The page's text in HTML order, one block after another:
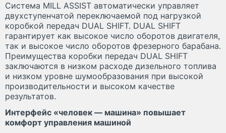
Система MILL ASSIST автоматически управляет
двухступенчатой переключаемой под нагрузкой
коробкой передач DUAL SHIFT. DUAL SHIFT
гарантирует как высокое число оборотов двигателя,
так и высокое число оборотов фрезерного барабана.
Преимущества коробки передач DUAL SHIFT
заключаются в низком расходе дизельного топлива
и низком уровне шумообразования при высокой
производительности и высоком качестве
результатов.
Интерфейс «человек — машина» повышает
комфорт управления машиной